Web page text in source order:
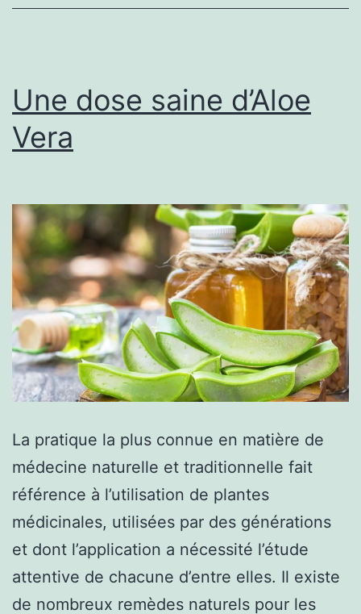
Une dose saine d’Aloe
Vera
La pratique la plus connue en matière de
médecine naturelle et traditionnelle fait
référence à l’utilisation de plantes
médicinales, utilisées par des générations
et dont l’application a nécessité l’étude
attentive de chacune d’entre elles. Il existe
de nombreux remèdes naturels pour les